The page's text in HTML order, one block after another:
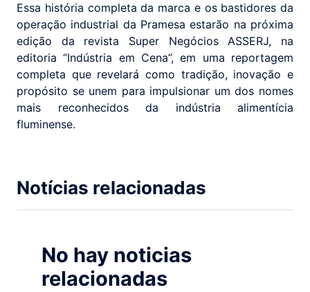
Essa história completa da marca e os bastidores da
operação industrial da Pramesa estarão na próxima
edição da revista Super Negócios ASSERJ, na
editoria “Indústria em Cena”, em uma reportagem
completa que revelará como tradição, inovação e
propósito se unem para impulsionar um dos nomes
mais reconhecidos da indústria alimentícia
fluminense.
Notícias relacionadas
No hay noticias
relacionadas